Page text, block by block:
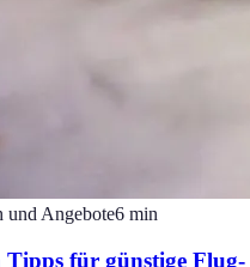
und Angebote6 min
Tipps für günstige